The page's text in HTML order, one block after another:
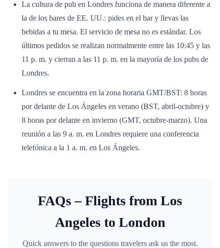
La cultura de pub en Londres funciona de manera diferente a
la de los bares de EE. UU.: pides en el bar y llevas las
bebidas a tu mesa. El servicio de mesa no es estándar. Los
últimos pedidos se realizan normalmente entre las 10:45 y las
11 p. m. y cierran a las 11 p. m. en la mayoría de los pubs de
Londres.
Londres se encuentra en la zona horaria GMT/BST: 8 horas
por delante de Los Ángeles en verano (BST, abril-octubre) y
8 horas por delante en invierno (GMT, octubre-marzo). Una
reunión a las 9 a. m. en Londres requiere una conferencia
telefónica a la 1 a. m. en Los Ángeles.
FAQs – Flights from Los
Angeles to London
Quick answers to the questions travelers ask us the most.